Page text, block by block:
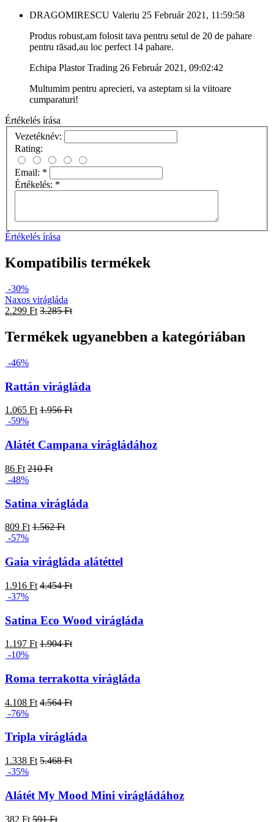
DRAGOMIRESCU Valeriu 25 Február 2021, 11:59:58
Produs robust,am folosit tava pentru setul de 20 de pahare
pentru răsad,au loc perfect 14 pahare.
Echipa Plastor Trading 26 Február 2021, 09:02:42
Multumim pentru aprecieri, va asteptam si la viitoare
cumparaturi!
Értékelés írása
Vezetéknév:
Rating:
Email: *
Értékelés: *
Értékelés írása
Kompatibilis termékek
-30%
Naxos virágláda
2.299 Ft 3.285 Ft
Termékek ugyanebben a kategóriában
-46%
Rattán virágláda
1.065 Ft 1.956 Ft
-59%
Alátét Campana virágládához
86 Ft 210 Ft
-48%
Satina virágláda
809 Ft 1.562 Ft
-57%
Gaia virágláda alátéttel
1.916 Ft 4.454 Ft
-37%
Satina Eco Wood virágláda
1.197 Ft 1.904 Ft
-10%
Roma terrakotta virágláda
4.108 Ft 4.564 Ft
-76%
Tripla virágláda
1.338 Ft 5.468 Ft
-35%
Alátét My Mood Mini virágládához
382 Ft 591 Ft